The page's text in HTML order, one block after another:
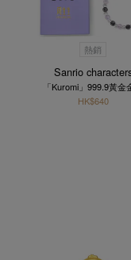
熱銷
Sanrio
「Kuromi」999.9黃金
HK$640